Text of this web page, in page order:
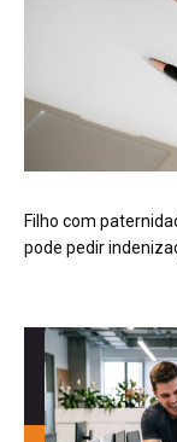
Filho com
pode pedir